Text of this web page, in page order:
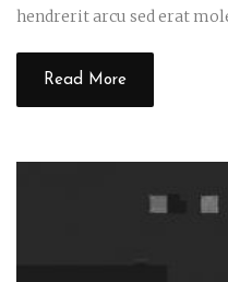
hendrerit arcu sed erat
Read More